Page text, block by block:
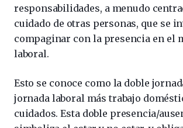
responsabilidades, a menudo
cuidado de otras personas, que se
compaginar con la presencia en el
laboral.
Esto se conoce como la doble
jornada laboral más trabajo
cuidados. Esta doble presencia/